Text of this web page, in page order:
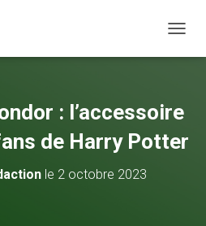
: l’accessoire
de Harry Potter
le 2 octobre 2023